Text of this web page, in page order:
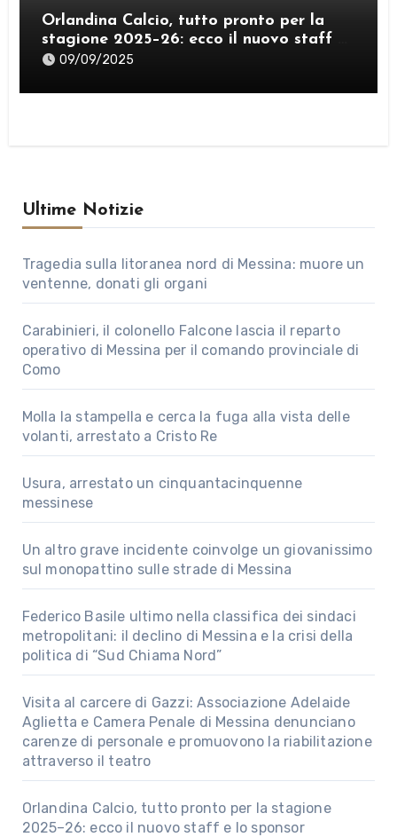
Orlandina Calcio, tutto pronto per la
stagione 2025–26: ecco il nuovo staff e
lo sponsor internazionale
09/09/2025
Ultime Notizie
Tragedia sulla litoranea nord di Messina: muore un
ventenne, donati gli organi
Carabinieri, il colonello Falcone lascia il reparto
operativo di Messina per il comando provinciale di
Como
Molla la stampella e cerca la fuga alla vista delle
volanti, arrestato a Cristo Re
Usura, arrestato un cinquantacinquenne
messinese
Un altro grave incidente coinvolge un giovanissimo
sul monopattino sulle strade di Messina
Federico Basile ultimo nella classifica dei sindaci
metropolitani: il declino di Messina e la crisi della
politica di “Sud Chiama Nord”
Visita al carcere di Gazzi: Associazione Adelaide
Aglietta e Camera Penale di Messina denunciano
carenze di personale e promuovono la riabilitazione
attraverso il teatro
Orlandina Calcio, tutto pronto per la stagione
2025–26: ecco il nuovo staff e lo sponsor